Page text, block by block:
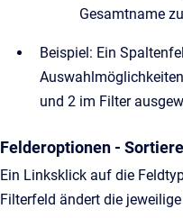
Gesamtname
Beispiel: Ein
und 2 im Filter
Felderoptionen -
Ein Linksklick auf die
Filterfeld ändert die